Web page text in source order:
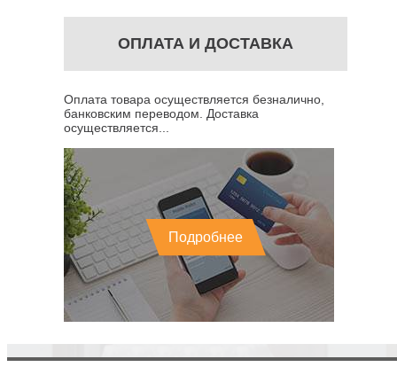
ОПЛАТА И ДОСТАВКА
Оплата товара осуществляется безналично,
банковским переводом. Доставка
осуществляется...
Подробнее